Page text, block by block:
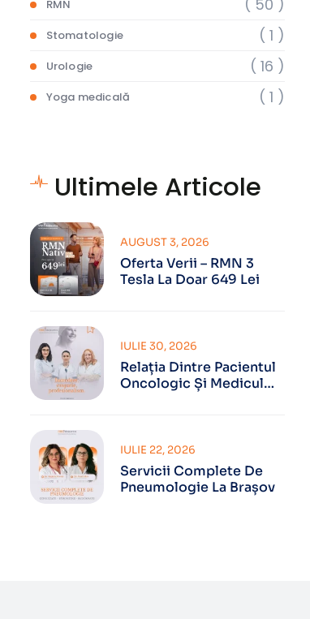
RMN ( 50 )
Stomatologie ( 1 )
Urologie ( 16 )
Yoga medicală ( 1 )
Ultimele Articole
Oferta Verii – RMN 3
Tesla La Doar 649 Lei
AUGUST 3, 2026
Relația Dintre Pacientul
Oncologic Și Medicul
IULIE 30, 2026
Servicii Complete De
Pneumologie La Brașov
IULIE 22, 2026